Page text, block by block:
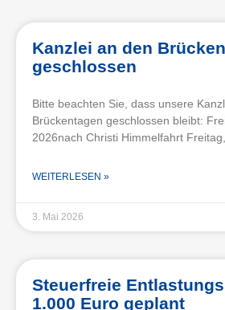
Kanzlei an den
geschlossen
Bitte beachten Sie, dass unsere
Brückentagen geschlossen bleibt:
2026nach Christi Himmelfahrt Freitag,
WEITERLESEN »
3. Mai 2026
Steuerfreie
1.000 Euro geplant